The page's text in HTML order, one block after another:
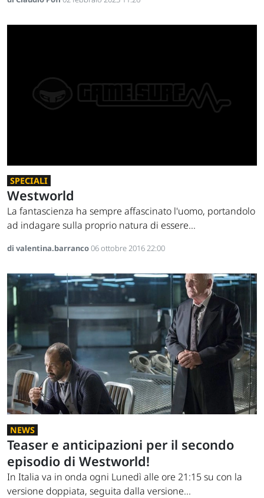
SPECIALI
Westworld
La fantascienza ha sempre affascinato l'uomo, portandolo
ad indagare sulla proprio natura di essere...
di valentina.barranco06 ottobre 2016 22:00
NEWS
Teaser e anticipazioni per il secondo
episodio di Westworld!
In Italia va in onda ogni Lunedì alle ore 21:15 su con la
versione doppiata, seguita dalla versione...